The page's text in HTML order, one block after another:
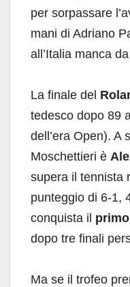
per sorpassare
mani di Adriano
all’Italia manca
La finale del
tedesco dopo 89
dell’era Open). A
Moschettieri è
supera il tennista
punteggio di 6-1,
conquista il
dopo tre finali
Ma se il trofeo